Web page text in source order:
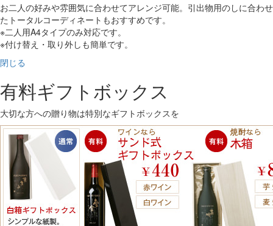
お二人の好みや雰囲気に合わせてアレンジ可能。引出物用のしに合わせ
たトータルコーディネートもおすすめです。
※二人用A4タイプのみ対応です。
※付け替え・取り外しも簡単です。
閉じる
有料ギフトボックス
大切な方への贈り物は特別なギフトボックスを